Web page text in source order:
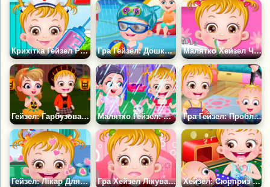
Крихітка Гейзел Робить Укол Гра Гейзел: Дошко. Пікнік Малятко Хейзел Чистить Зуби
Гейзел: Гарбузова Вечірка Малятко Гейзел: Перший Дощ Гра Гейзел: Проблеми з Братом
Гейзел: Лікар Для Тварин Гра Хейзел Лікування Шлунка Хейзел: Сюрприз для Братика